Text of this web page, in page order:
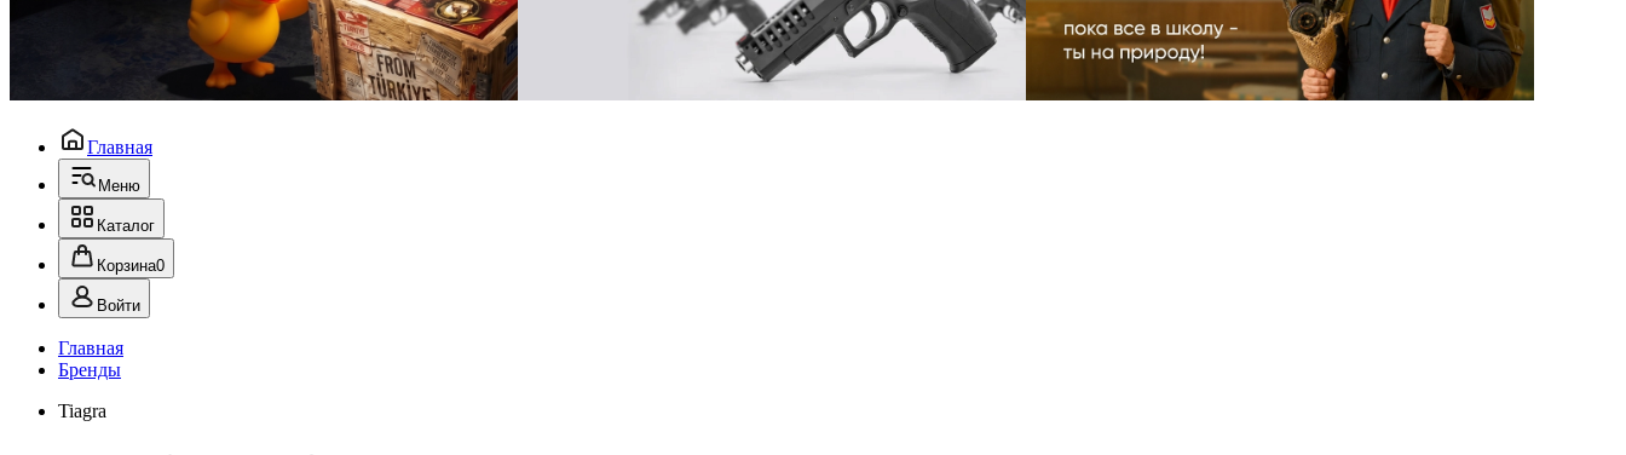
Главная
Меню
Каталог
Корзина0
Войти
Главная
Бренды
Tiagra